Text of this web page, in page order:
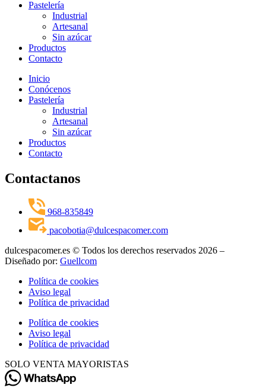
Pastelería
Industrial
Artesanal
Sin azúcar
Productos
Contacto
Inicio
Conócenos
Pastelería
Industrial
Artesanal
Sin azúcar
Productos
Contacto
Contactanos
968-835849
pacobotia@dulcespacomer.com
dulcespacomer.es © Todos los derechos reservados 2026 –
Diseñado por: Guellcom
Política de cookies
Aviso legal
Política de privacidad
Política de cookies
Aviso legal
Política de privacidad
SOLO VENTA MAYORISTAS